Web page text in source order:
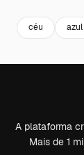
céu azul
A plataforma
Mais de 1